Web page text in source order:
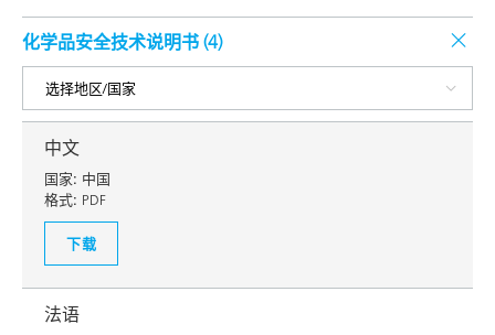
化学品安全技术说明书 (4)
中文
国家: 中国
格式: PDF
下载
法语